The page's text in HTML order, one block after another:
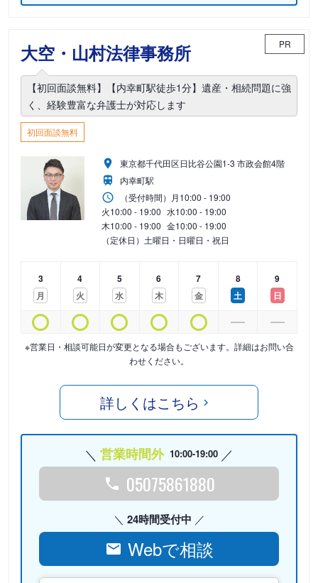
大空・山村法律事務所 PR
【初回面談無料】【内幸町駅徒歩1分】遺産・相続問題に強
く、経験豊富な弁護士が対応します
初回面談無料
東京都千代田区日比谷公園1-3 市政会館4階
内幸町駅
（受付時間） 月10:00 - 19:00
火10:00 - 19:00 水10:00 - 19:00
木10:00 - 19:00 金10:00 - 19:00
（定休日）土曜日・日曜日・祝日
3
月
4
火
5
水
6
木
7
金
8
土
9
日
※営業日・相談可能日が変更となる場合もございます。詳細はお問い合
わせください。
詳しくはこちら
営業時間外 10:00-19:00
05075861880
24時間受付中
Webで相談